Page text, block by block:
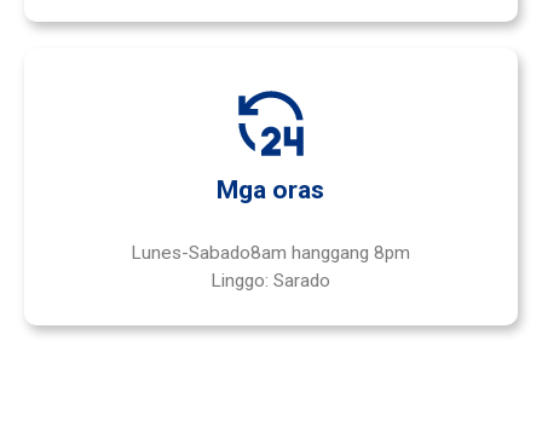
Mga oras
Lunes-Sabado8am hanggang 8pm
Linggo: Sarado